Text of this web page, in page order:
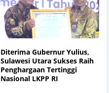
Diterima Gubernur Yulius,
Sulawesi Utara Sukses Raih
Penghargaan Tertinggi
Nasional LKPP RI